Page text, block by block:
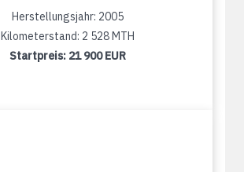
Herstellungsjahr: 2005
Kilometerstand: 2 528 MTH
Startpreis: 21 900 EUR